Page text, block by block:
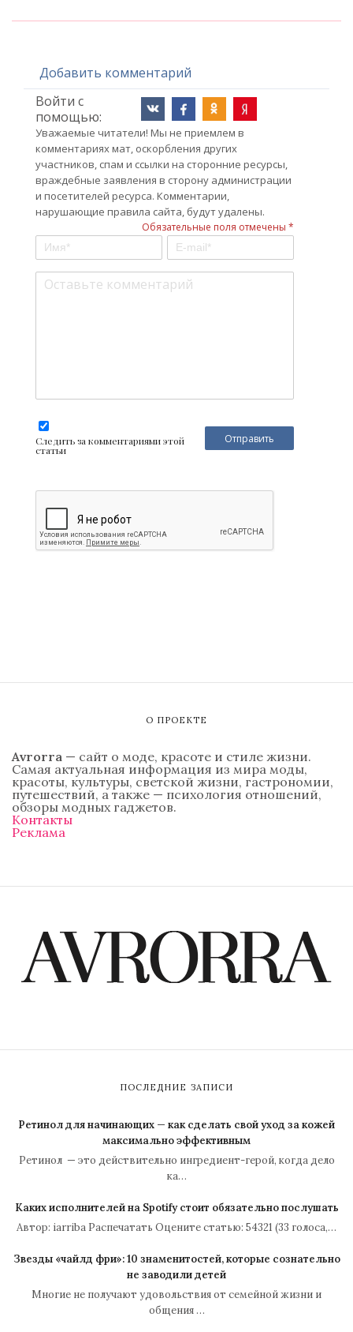
Добавить комментарий
Войти с
помощью:
Уважаемые читатели! Мы не приемлем в
комментариях мат, оскорбления других
участников, спам и ссылки на сторонние ресурсы,
враждебные заявления в сторону администрации
и посетителей ресурса. Комментарии,
нарушающие правила сайта, будут удалены.
Обязательные поля отмечены *
Следить за комментариями этой
статьи
О ПРОЕКТЕ
Avrorra — сайт о моде, красоте и стиле жизни.
Самая актуальная информация из мира моды,
красоты, культуры, светской жизни, гастрономии,
путешествий, а также — психология отношений,
обзоры модных гаджетов.
Контакты
Реклама
ПОСЛЕДНИЕ ЗАПИСИ
Ретинол для начинающих — как сделать свой уход за кожей
максимально эффективным
Ретинол — это действительно ингредиент-герой, когда дело
ка…
Каких исполнителей на Spotify стоит обязательно послушать
Автор: iarriba Распечатать Оцените статью: 54321 (33 голоса,…
Звезды «чайлд фри»: 10 знаменитостей, которые сознательно
не заводили детей
Многие не получают удовольствия от семейной жизни и
общения …